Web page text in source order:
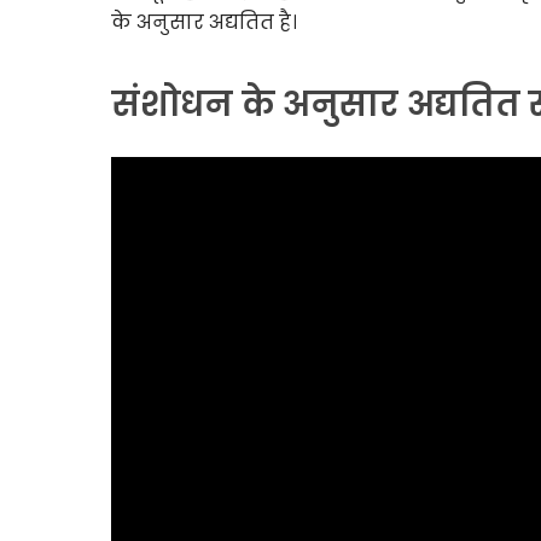
के अनुसार अद्यतित है।
संशोधन के अनुसार अद्यतित